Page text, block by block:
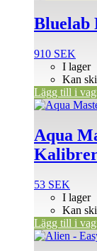
Bluelab
910 SEK
I lager
Kan
Lägg till i
Aqua
53 SEK
I lager
Kan
Lägg till i